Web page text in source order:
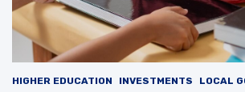
HIGHER EDUCATION INVESTMENTS LOCAL